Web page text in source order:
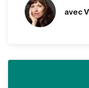
avec